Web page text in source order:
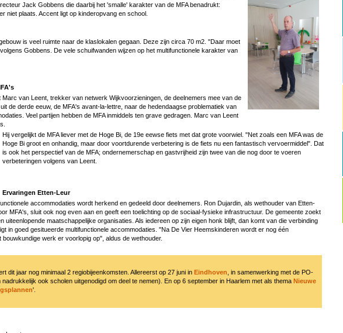
Jack Gobbens die daarbij het 'smalle' karakter van de MFA benadrukt:
niet plaats. Accent ligt op kinderopvang en school.
is veel ruimte naar de klaslokalen gegaan. Deze zijn circa 70 m2. "Daar moet
Gobbens. De vele schuifwanden wijzen op het multifunctionele karakter van
Marc van Leent, trekker van netwerk Wijkvoorzieningen, de deelnemers mee van de
de derde eeuw, de MFA's avant-la-lettre, naar de hedendaagse problematiek van
Veel partijen hebben de MFA inmiddels ten grave gedragen. Marc van Leent
Hij vergelijkt de MFA liever met de Hoge Bi, de 19e eewse fiets met dat grote voorwiel. "Net zoals een MFA was de
Hoge Bi groot en onhandig, maar door voortdurende verbetering is de fiets nu een fantastisch vervoermiddel". Dat
is ook het perspectief van de MFA; ondernemerschap en gastvrijheid zijn twee van die nog door te voeren
verbeteringen volgens van Leent.
Ervaringen Etten-Leur
accommodaties wordt herkend en gedeeld door deelnemers. Ron Dujardin, als wethouder van Etten-
MFA's, sluit ook nog even aan en geeft een toelichting op de sociaal-fysieke infrastructuur. De gemeente zoekt
uiteenlopende maatschappelijke organisaties. Als iedereen op zijn eigen honk blijft, dan komt van die verbinding
in goed gesitueerde multifunctionele accommodaties. "Na De Vier Heemskinderen wordt er nog één
werk er voorlopig op", aldus de wethouder.
dit jaar nog minimaal 2 regiobijeenkomsten. Allereerst op 27 juni in Eindhoven , in samenwerking met de PO-
ook scholen uitgenodigd om deel te nemen). En op 6 september in Haarlem met als thema Nieuwe
'.